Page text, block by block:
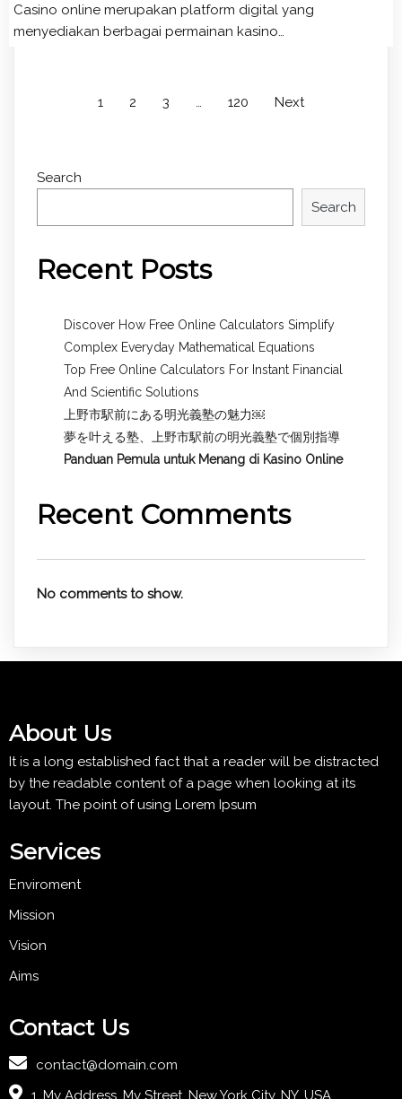
Casino online merupakan platform digital yang
menyediakan berbagai permainan kasino…
1 2 3 … 120 Next
Search
Search
Recent Posts
Discover How Free Online Calculators Simplify
Complex Everyday Mathematical Equations
Top Free Online Calculators For Instant Financial
And Scientific Solutions
上野市駅前にある明光義塾の魅力￼
夢を叶える塾、上野市駅前の明光義塾で個別指導
Panduan Pemula untuk Menang di Kasino Online
Recent Comments
No comments to show.
About Us
It is a long established fact that a reader will be distracted
by the readable content of a page when looking at its
layout. The point of using Lorem Ipsum
Services
Enviroment
Mission
Vision
Aims
Contact Us
contact@domain.com
1, My Address, My Street, New York City, NY, USA